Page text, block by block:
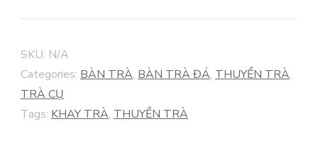
CON
TRÂU
quantity
SKU: N/A
Categories: BÀN TRÀ, BÀN TRÀ ĐÁ, THUYỀN TRÀ,
TRÀ CỤ
Tags: KHAY TRÀ, THUYỀN TRÀ